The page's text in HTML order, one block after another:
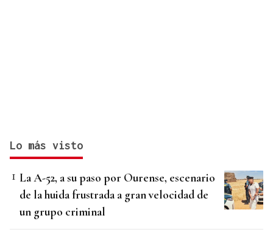
Lo más visto
La A-52, a su paso por Ourense, escenario
de la huida frustrada a gran velocidad de
un grupo criminal